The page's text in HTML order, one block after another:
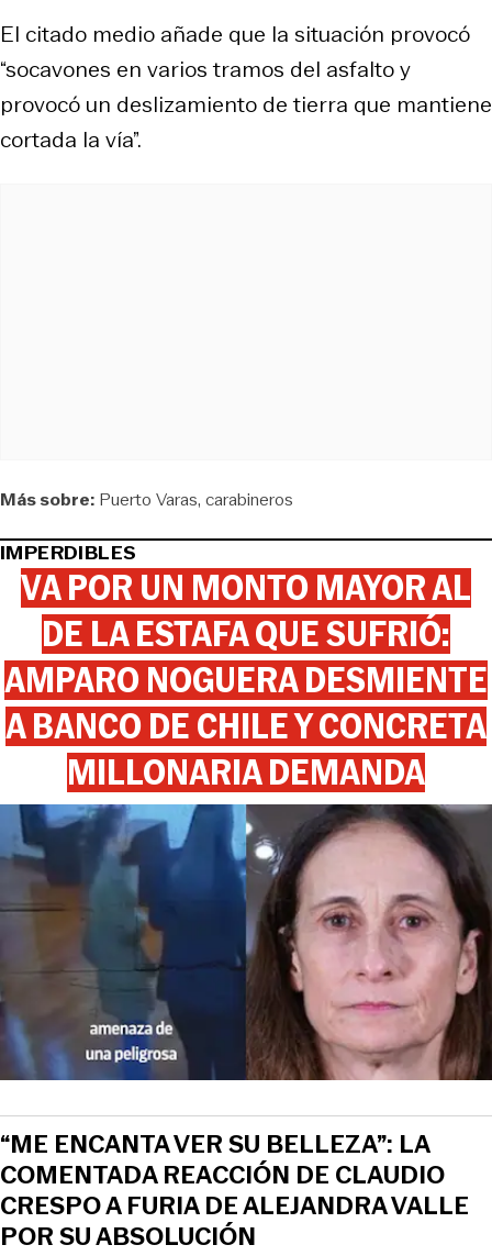
El citado medio añade que la situación provocó
“socavones en varios tramos del asfalto y
provocó un deslizamiento de tierra que mantiene
cortada la vía”.
Más sobre: Puerto Varas carabineros
IMPERDIBLES
VA POR UN MONTO MAYOR AL
DE LA ESTAFA QUE SUFRIÓ:
AMPARO NOGUERA DESMIENTE
A BANCO DE CHILE Y CONCRETA
MILLONARIA DEMANDA
“ME ENCANTA VER SU BELLEZA”: LA
COMENTADA REACCIÓN DE CLAUDIO
CRESPO A FURIA DE ALEJANDRA VALLE
POR SU ABSOLUCIÓN